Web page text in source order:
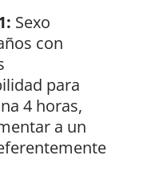
Sexo
con
para
4 horas,
a un